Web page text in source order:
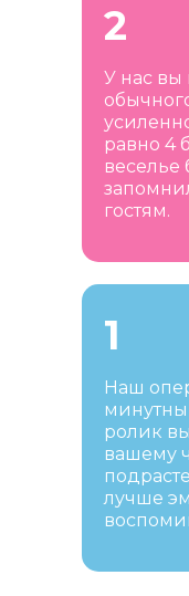
2
У нас вы
равно 4
веселье
гостям.
1
Наш
ролик
вашему
лучше